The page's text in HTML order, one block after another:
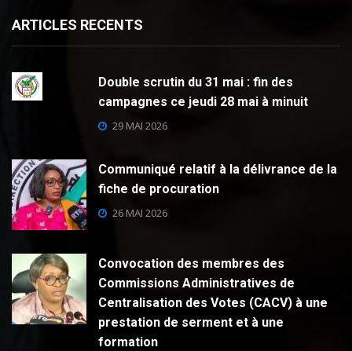
ARTICLES RECENTS
Double scrutin du 31 mai : fin des
campagnes ce jeudi 28 mai à minuit
29 MAI 2026
Communiqué relatif à la délivrance de la
fiche de procuration
26 MAI 2026
Convocation des membres des
Commissions Administratives de
Centralisation des Votes (CACV) à une
prestation de serment et à une
formation